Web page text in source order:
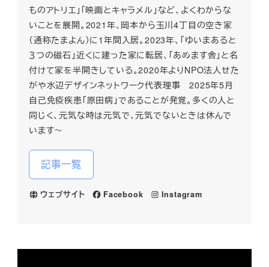
ものアトリエ」「映画とキャラメル」など、よくわからな
いことを展開。2021年、岡本から玉川4丁目の空き家
（通称たまよん）に1年間入居。2023年、「ゆいまあると
３つの磁石」近くに建った家に転居、「あめます舎」と名
付けて家を半開きしている。2020年よりNPO法人せた
がや水辺デザインネットワーク代表理事 2025年5月
自己免疫疾患「原田病」であることが発覚。多くの人と
同じく、元気な時は元気で、元気でないときは休んで
います～
記事一覧
ウェブサイト Facebook Instagram